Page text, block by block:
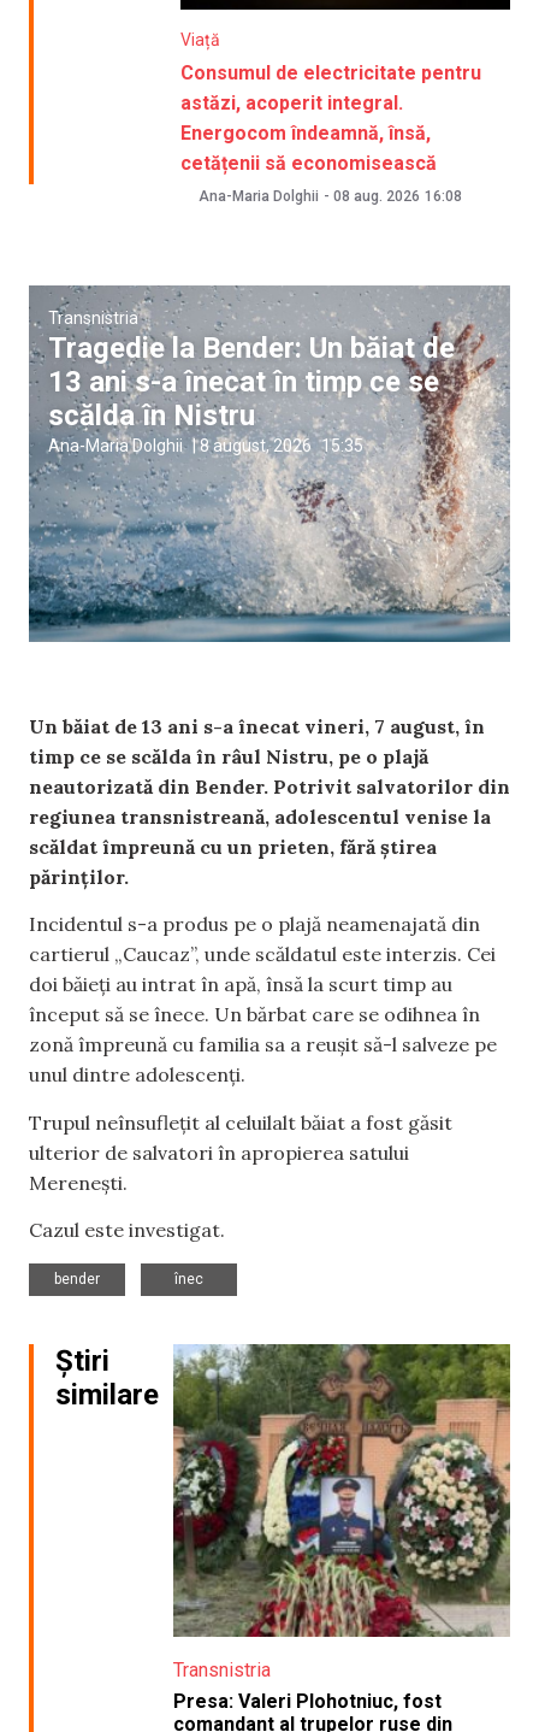
Viață
Consumul de electricitate pentru
astăzi, acoperit integral.
Energocom îndeamnă, însă,
cetățenii să economisească
Ana-Maria Dolghii - 08 aug. 2026 16:08
Transnistria
Tragedie la Bender: Un băiat de
13 ani s-a înecat în timp ce se
scălda în Nistru
Ana-Maria Dolghii |8 august, 2026 15:35
Un băiat de 13 ani s-a înecat vineri, 7 august, în
timp ce se scălda în râul Nistru, pe o plajă
neautorizată din Bender. Potrivit salvatorilor din
regiunea transnistreană, adolescentul venise la
scăldat împreună cu un prieten, fără știrea
părinților.
Incidentul s-a produs pe o plajă neamenajată din
cartierul „Caucaz”, unde scăldatul este interzis. Cei
doi băieți au intrat în apă, însă la scurt timp au
început să se înece. Un bărbat care se odihnea în
zonă împreună cu familia sa a reușit să-l salveze pe
unul dintre adolescenți.
Trupul neînsuflețit al celuilalt băiat a fost găsit
ulterior de salvatori în apropierea satului
Merenești.
Cazul este investigat.
bender
înec
Știri
similare
Transnistria
Presa: Valeri Plohotniuc, fost
comandant al trupelor ruse din